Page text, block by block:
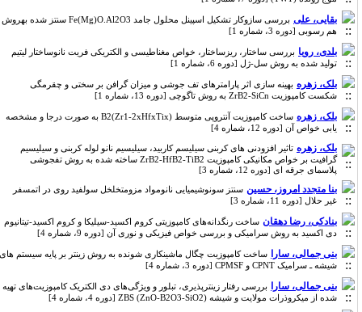
بقایی، علی
بررسی سازوکار تشکیل اسپینل محلول جامد Fe(Mg)O.Al2O3 سنتز شده بهروش
هم رسوبی [دوره 3، شماره 1]
بلدی، رویا بررسی ساختار، ریزساختار، خواص مغناطیسی و الکتریکی فریت نانوساختار لیتیم
تولید شده به روش سل-ژل [دوره 6، شماره 1]
بلک، زهره بهینه سازی اثر پارامترهای تف جوشی و میزان گرافن بر سختی و چقرمگی
شکست کامپوزیت ZrB2-SiCn به روش تاگوچی [دوره 13، شماره 1]
بلک، زهره
ساخت کامپوزیت آنتروپی متوسط B2(Zr1-2xHfxTix) به صورت درجا و مشخصه
یابی خواص آن [دوره 12، شماره 4]
بلک، زهره تاثیر افزودنی های کربنی سیلیسم کاربید، سیلیسیم نانو لوله کربنی و سیلیسیم
گرافیت بر خواص مکانیکی کامپوزیت ZrB2-HfB2-TiB2 ساخته شده به روش تفجوشی
پلاسمای جرقه ای [دوره 12، شماره 3]
بنا متجدد امروز، حسین سنتز سونوشیمیایی نانومواد مزومتخلخل سولفید روی در اتمسفر
غیر حلال [دوره 11، شماره 3]
بنادکی، رضا دهقان ساخت رنگدانه‌های کامپوزیتی کروم اکسید-سیلیکا و کروم اکسید-تیتانیوم
دی اکسید به روش سرامیکی و بررسی خواص فیزیکی و نوری آن [دوره 9، شماره 4]
بنی جمالی، سارا
ساخت کامپوزیت چگال ماشینکاری شونده به روش زینتر بر پایه سیستم های
شیشه ـ سرامیک CPNT و CPMSF [دوره 3، شماره 4]
بنی جمالی، سارا
بررسی رفتار زینترپذیری، تبلور و ویژگی‌های دی الکتریک کامپوزیت‌های تهیه
شده از میکروذرات مولایت و شیشه ZBS (ZnO-B2O3-SiO2) [دوره 4، شماره 4]